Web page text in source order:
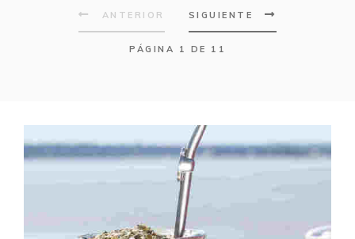
PÁGINA 1 DE 11
ANTERIOR SIGUIENTE